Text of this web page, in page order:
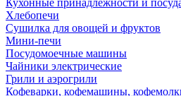
Кухонные принадлежности и
Хлебопечи
Сушилка для овощей и фруктов
Мини-печи
Посудомоечные машины
Чайники электрические
Грили и аэрогрили
Кофеварки, кофемашины,